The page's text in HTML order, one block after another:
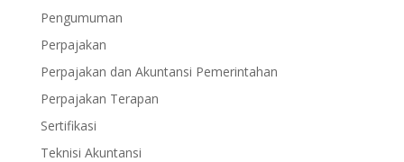
Pengumuman
Perpajakan
Perpajakan dan Akuntansi Pemerintahan
Perpajakan Terapan
Sertifikasi
Teknisi Akuntansi